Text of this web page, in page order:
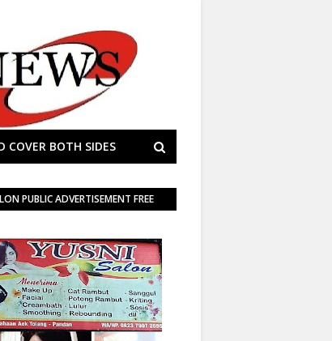
COVER BOTH SIDES
PUBLIC ADVERTISEMENT FREE